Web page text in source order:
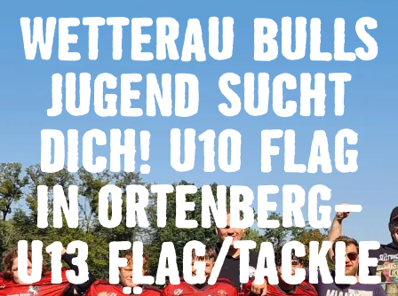
WETTERAU BULLS
JUGEND SUCHT
DICH! U10 FLAG
IN ORTENBERG-
U13 FLAG/TACKLE